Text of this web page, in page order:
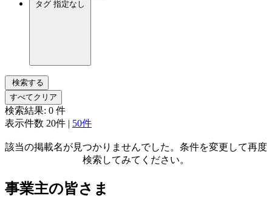
タグ 指定なし
検索する
すべてクリア
検索結果: 0 件
表示件数 20件 | 50件
該当の掲載名が見つかりませんでした。条件を変更して再度
検索してみてください。
事業主の皆さま